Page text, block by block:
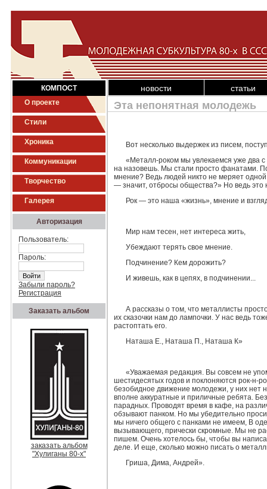
КОМПОСТ
О проекте
Стили
Хроника
Коммуникации
Творчество
Галерея
Авторизация
Пользователь:
Пароль:
Забыли пароль?
Регистрация
Заказать альбом
заказать альбом
"Хулиганы 80-х"
новости статьи
Эта непонятная молодежь
Вот несколько выдержек из писем,
«Металл-роком мы увлекаемся уже два
на назовешь. Мы стали просто фана­тами.
мнение? Ведь людей никто не меряет
— значит, отбросы общества?» Но ведь это
Рок — это наша «жизнь», мнение и
Мир нам тесен, нет интереса жить,
Убеждают терять свое мнение.
Подчинение? Кем дорожить?
И живешь, как в цепях, в подчинении...
А рассказы о том, что металлисты
их сказочки нам до лампочки. У нас ведь
растоптать его.
Наташа Е., Наташа П., Наташа К»
«Уважаемая редакция. Вы совсем не
шестидесятых годов и поклоняются рок-н-
безобидное дви­жение молодежи, у них нет
вполне аккуратные и приличные ребята.
парадных. Проводят время в кафе, на
обзывают панком. Но мы убедительно
мы ничего общего с панками не имеем, В
вызывающего, приче­ски скромные. Мы не
пишем. Очень хотелось бы, чтобы вы
деле. И еще, сколько можно писать о
Гриша, Дима, Андрей».